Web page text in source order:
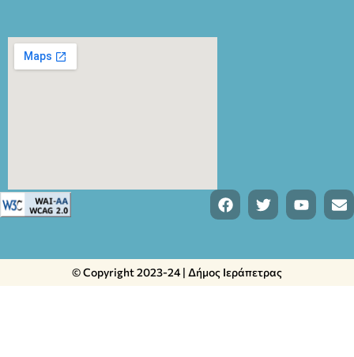
© Copyright 2023-24 | Δήμος Ιεράπετρας